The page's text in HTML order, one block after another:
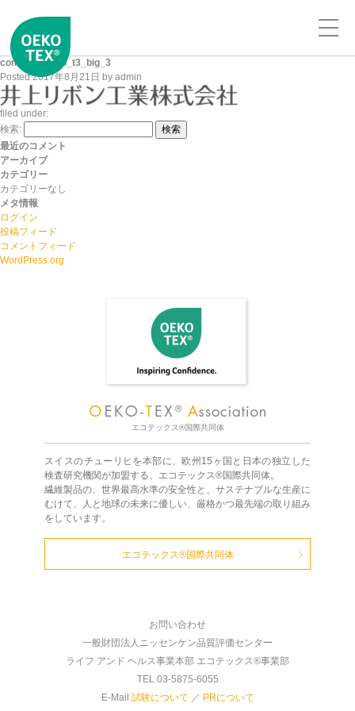
company_logo_t3_big_3
Posted2017年8月21日 by admin
filed under:
検索:
検索
最近のコメント
アーカイブ
カテゴリー
カテゴリーなし
メタ情報
ログイン
投稿フィード
コメントフィード
WordPress.org
エコテックス®国際共同体
スイスのチューリヒを本部に、欧州15ヶ国と日本の独立した
検査研究機関が加盟する、エコテックス®国際共同体。
繊維製品の、世界最高水準の安全性と、サステナブルな生産に
むけて、人と地球の未来に優しい、厳格かつ最先端の取り組み
をしています。
エコテックス®国際共同体
お問い合わせ
一般財団法人ニッセンケン品質評価センター
ライフ アンド ヘルス事業本部 エコテックス®事業部
TEL 03-5875-6055
E-Mail 試験について ／ PRについて